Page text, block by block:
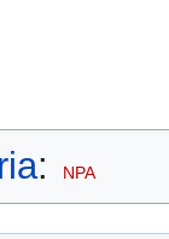
: NPA